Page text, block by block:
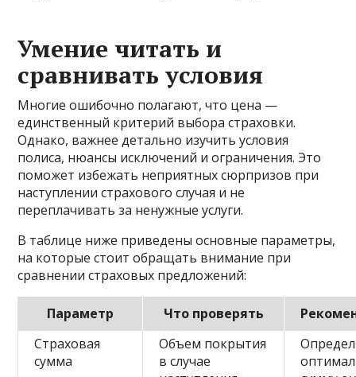
Умение читать и
сравнивать условия
Многие ошибочно полагают, что цена —
единственный критерий выбора страховки.
Однако, важнее детально изучить условия
полиса, нюансы исключений и ограничения. Это
поможет избежать неприятных сюрпризов при
наступлении страхового случая и не
переплачивать за ненужные услуги.
В таблице ниже приведены основные параметры,
на которые стоит обращать внимание при
сравнении страховых предложений:
Параметр Что проверять
Страховая
сумма
Объем покрытия
в случае